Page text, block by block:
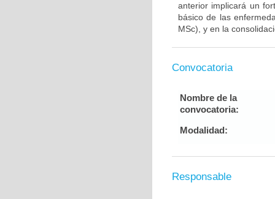
anterior implicará un
básico de las
MSc), y en la
Convocatoria
Nombre de la
convocatoria:
Modalidad:
Responsable